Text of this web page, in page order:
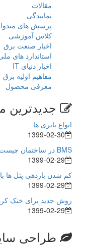
مقالات
نمایندگی
پرسش های
کلاس آموزشی
اخبار صنعت برق
استاندارد های
اخبار دنیای IT
مفاهیم اولیه برق
معرفی محصول
جدیدترین
انواع باتری ها
1399-02-30
BMS در ساختمان چیست؟
1399-02-29
کم شدن بازدهی پنل ها
1399-02-29
روش جدید برای خنک
1399-02-29
طراحی